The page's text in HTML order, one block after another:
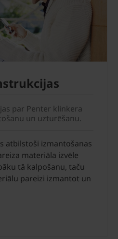
par Penter klinkera
un uzturēšanu.
atbilstoši izmantošanas
materiāla izvēle
tā kalpošanu, taču
pareizi izmantot un